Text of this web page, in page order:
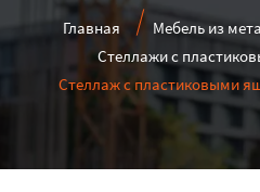
Главная Мебель из
Стеллажи с
Стеллаж с пластиковыми